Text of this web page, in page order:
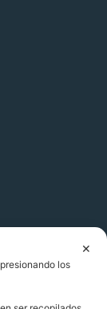
✕
los